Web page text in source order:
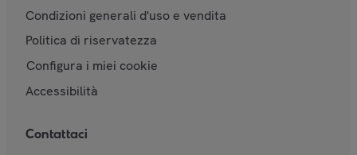
Condizioni generali d'uso e vendita
Politica di riservatezza
Configura i miei cookie
Accessibilità
Contattaci